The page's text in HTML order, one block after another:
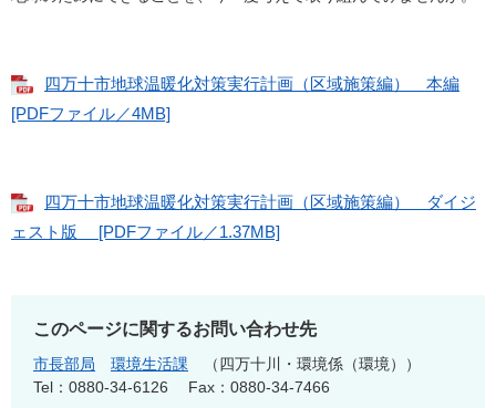
四万十市地球温暖化対策実行計画（区域施策編） 本編
[PDFファイル／4MB]
四万十市地球温暖化対策実行計画（区域施策編） ダイジ
ェスト版 [PDFファイル／1.37MB]
このページに関するお問い合わせ先
市長部局 環境生活課
四万十川・環境係（環境）
Tel：0880-34-6126
Fax：0880-34-7466